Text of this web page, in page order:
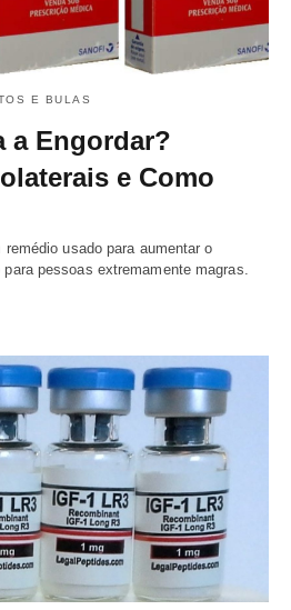
E BULAS
a Engordar?
e Como
usado para aumentar o
pessoas extremamente magras.